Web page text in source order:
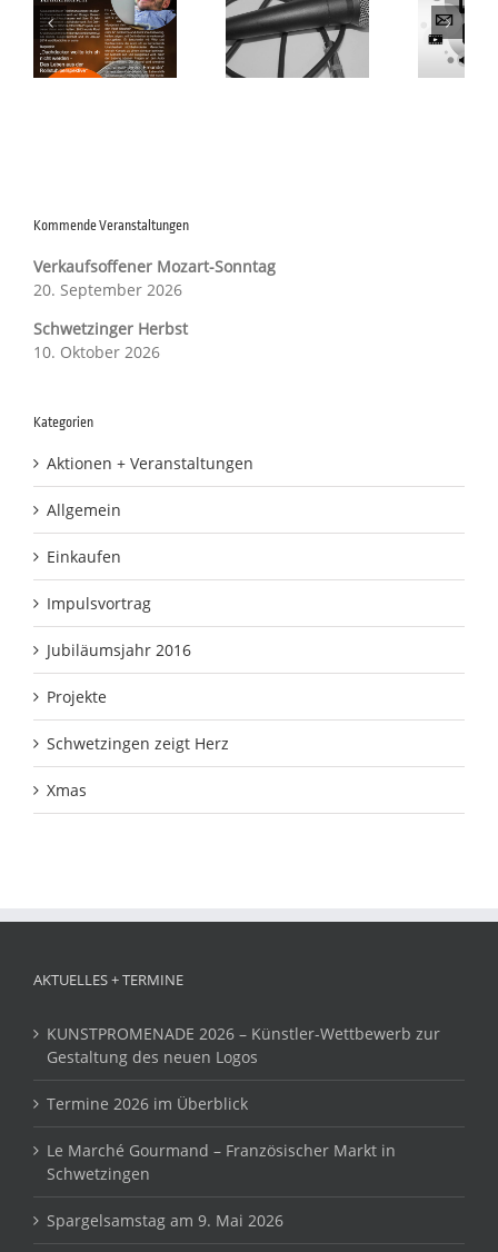
Impulsvorträge
2016
Impulsvortrag
am 19. April 2016
Kommende Veranstaltungen
Verkaufsoffener Mozart-Sonntag
20. September 2026
Schwetzinger Herbst
10. Oktober 2026
Kategorien
Aktionen + Veranstaltungen
Allgemein
Einkaufen
Impulsvortrag
Jubiläumsjahr 2016
Projekte
Schwetzingen zeigt Herz
Xmas
AKTUELLES + TERMINE
KUNSTPROMENADE 2026 – Künstler-Wettbewerb zur
Gestaltung des neuen Logos
Termine 2026 im Überblick
Le Marché Gourmand – Französischer Markt in
Schwetzingen
Spargelsamstag am 9. Mai 2026